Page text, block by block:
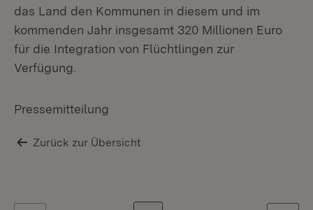
das Land den Kommunen in diesem und im
kommenden Jahr insgesamt 320 Millionen Euro
für die Integration von Flüchtlingen zur
Verfügung.
Pressemitteilung
Zurück zur Übersicht